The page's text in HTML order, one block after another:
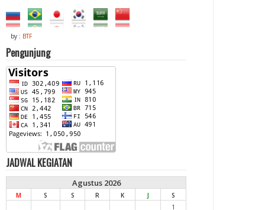
by : BTF
Pengunjung
JADWAL KEGIATAN
Agustus 2026
M S S R K J
S
1